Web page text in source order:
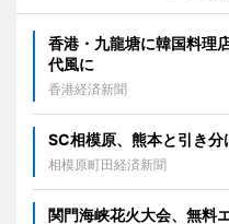
香港・九龍塘に韓国料
代風に
香港経済新聞
SC相模原、熊本と引き
相模原町田経済新聞
関門海峡花火大会、無料